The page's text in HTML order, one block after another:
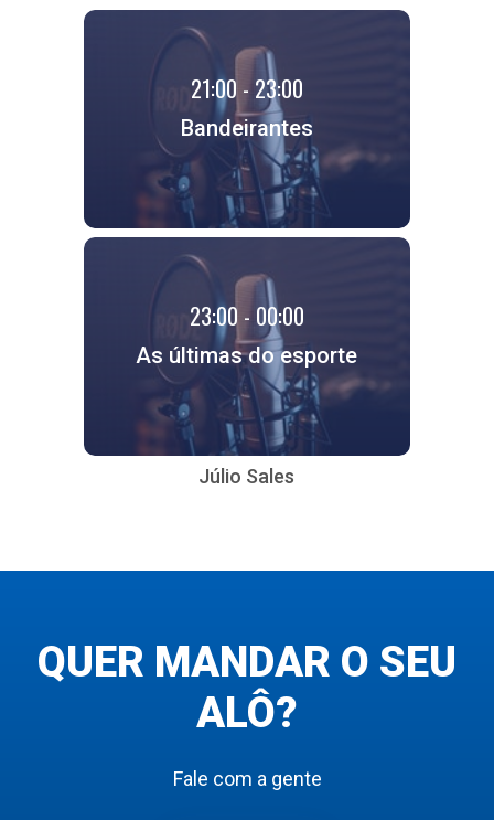
21:00 - 23:00
Bandeirantes
23:00 - 00:00
As últimas do esporte
Júlio Sales
QUER MANDAR O SEU
ALÔ?
Fale com a gente